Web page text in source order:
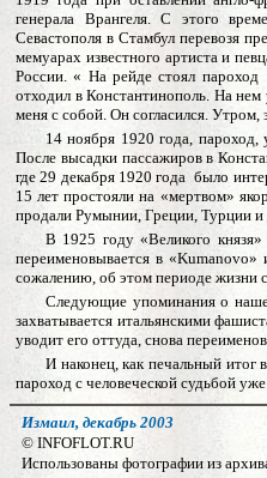
генерала Врангеля. С этого
Севастополя в Стамбул перевозя
мемуарах известного артиста и
России. « На рейде стоял
отходил в Константинополь. На нем
меня с собой. Он согласился. Утром,
14 ноября 1920 года, пароход,
После высадки пассажиров в
где 29 декабря 1920 года было
15 лет простояли на «мертвом»
продали Румынии, Греции, Турции и
В 1925 году «Великого
переименовывается в
сожалению, об этом периоде жизни
Следующие упоминания о
захватывается итальянскими
уводит его оттуда, снова
И наконец, как печальный итог
пароход с человеческой судьбой
Измаил, декабрь 2003
© INFOFLOT.RU
Использованы фотографии из